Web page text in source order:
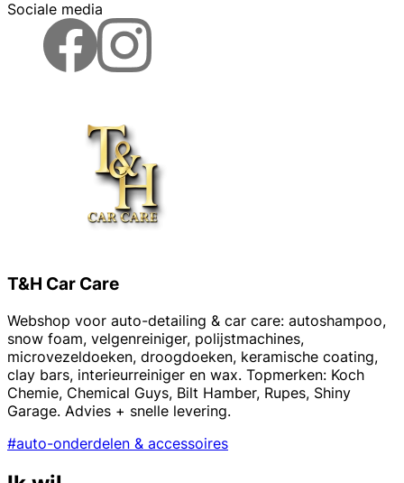
Sociale media
T&H Car Care
Webshop voor auto-detailing & car care: autoshampoo,
snow foam, velgenreiniger, polijstmachines,
microvezeldoeken, droogdoeken, keramische coating,
clay bars, interieurreiniger en wax. Topmerken: Koch
Chemie, Chemical Guys, Bilt Hamber, Rupes, Shiny
Garage. Advies + snelle levering.
#auto-onderdelen & accessoires